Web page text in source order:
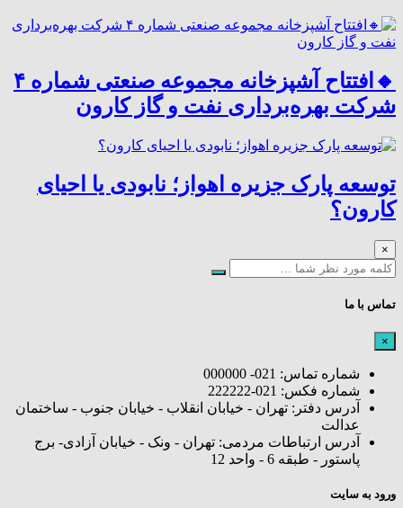
🔸افتتاح آشپزخانه مجموعه صنعتی شماره ۴
شرکت بهره‌برداری نفت و گاز کارون
توسعه پارک جزیره اهواز؛ نابودی یا احیای
کارون؟
×
تماس با ما
×
شماره تماس: 021- 000000
شماره فکس: 021-222222
آدرس دفتر: تهران - خیابان انقلاب - خیابان جنوب - ساختمان
عدالت
آدرس ارتباطات مردمی: تهران - ونک - خیابان آزادی- برج
پاستور - طبقه 6 - واحد 12
ورود به سایت